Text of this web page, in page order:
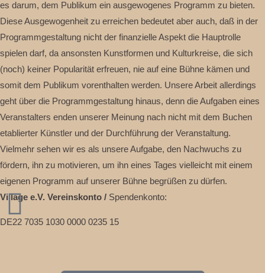
Village e.V. Vereinskonto / Spendenkonto:
DE22 7035 1030 0000 0235 15
es darum, dem Publikum ein ausgewogenes Programm zu bieten.
Diese Ausgewogenheit zu erreichen bedeutet aber auch, daß in der
Programmgestaltung nicht der finanzielle Aspekt die Hauptrolle
spielen darf, da ansonsten Kunstformen und Kulturkreise, die sich
(noch) keiner Popularität erfreuen, nie auf eine Bühne kämen und
somit dem Publikum vorenthalten werden. Unsere Arbeit allerdings
geht über die Programmgestaltung hinaus, denn die Aufgaben eines
Veranstalters enden unserer Meinung nach nicht mit dem Buchen
etablierter Künstler und der Durchführung der Veranstaltung.
Vielmehr sehen wir es als unsere Aufgabe, den Nachwuchs zu
fördern, ihn zu motivieren, um ihn eines Tages vielleicht mit einem
eigenen Programm auf unserer Bühne begrüßen zu dürfen.